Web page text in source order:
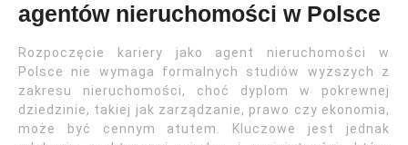
agentów nieruchomości w Polsce
Rozpoczęcie kariery jako agent nieruchomości w
Polsce nie wymaga formalnych studiów wyższych z
zakresu nieruchomości, choć dyplom w pokrewnej
dziedzinie, takiej jak zarządzanie, prawo czy ekonomia,
może być cennym atutem. Kluczowe jest jednak